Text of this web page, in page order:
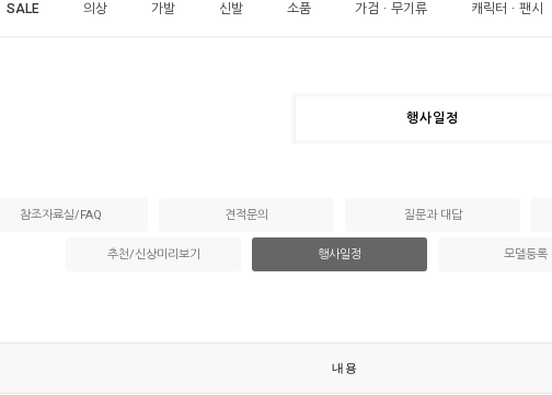
SALE 의상 가발 신발 소품 가검ㆍ무기류 캐릭터ㆍ팬시
행사일정
참조자료실/FAQ 견적문의 질문과 대답
추천/신상미리보기 행사일정 모델등록
내용